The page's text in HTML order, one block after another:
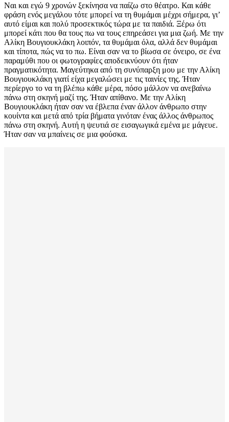
Ναι και εγώ 9 χρονών ξεκίνησα να παίζω στο θέατρο. Και κάθε
φράση ενός μεγάλου τότε μπορεί να τη θυμάμαι μέχρι σήμερα, γι’
αυτό είμαι και πολύ προσεκτικός τώρα με τα παιδιά. Ξέρω ότι
μπορεί κάτι που θα τους πω να τους επηρεάσει για μια ζωή. Με την
Αλίκη Βουγιουκλάκη λοιπόν, τα θυμάμαι όλα, αλλά δεν θυμάμαι
και τίποτα, πώς να το πω. Είναι σαν να το βίωσα σε όνειρο, σε ένα
παραμύθι που οι φωτογραφίες αποδεικνύουν ότι ήταν
πραγματικότητα. Μαγεύτηκα από τη συνύπαρξη μου με την Αλίκη
Βουγιουκλάκη γιατί είχα μεγαλώσει με τις ταινίες της. Ήταν
περίεργο το να τη βλέπω κάθε μέρα, πόσο μάλλον να ανεβαίνω
πάνω στη σκηνή μαζί της. Ήταν απίθανο. Με την Αλίκη
Βουγιουκλάκη ήταν σαν να έβλεπα έναν άλλον άνθρωπο στην
κουίντα και μετά από τρία βήματα γινόταν ένας άλλος άνθρωπος
πάνω στη σκηνή. Αυτή η ψευτιά σε εισαγωγικά εμένα με μάγευε.
Ήταν σαν να μπαίνεις σε μια φούσκα.